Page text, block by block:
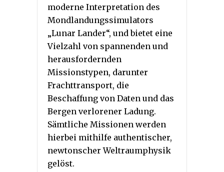
moderne Interpretation des
Mondlandungssimulators
„Lunar Lander“, und bietet eine
Vielzahl von spannenden und
herausfordernden
Missionstypen, darunter
Frachttransport, die
Beschaffung von Daten und das
Bergen verlorener Ladung.
Sämtliche Missionen werden
hierbei mithilfe authentischer,
newtonscher Weltraumphysik
gelöst.